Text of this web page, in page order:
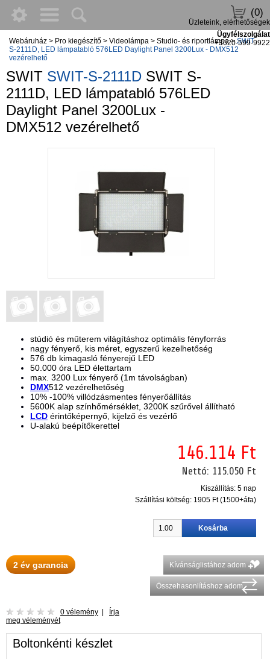
(0)
Üzleteink, elérhetőségek
Ügyfélszolgálat
+3620-599-9922
Webáruház > Pro kiegészítő > Videolámpa > Studio- és riportlámpa>SWIT
S-2111D, LED lámpatabló 576LED Daylight Panel 3200Lux - DMX512
vezérelhető
SWIT SWIT-S-2111D SWIT S-
2111D, LED lámpatabló 576LED
Daylight Panel 3200Lux -
DMX512 vezérelhető
stúdió és műterem világításhoz optimális fényforrás
nagy fényerő, kis méret, egyszerű kezelhetőség
576 db kimagasló fényerejű LED
50.000 óra LED élettartam
max. 3200 Lux fényerő (1m távolságban)
DMX512 vezérelhetőség
10% -100% villódzásmentes fényerőállítás
5600K alap színhőmérséklet, 3200K szűrővel állítható
LCD érintőképernyő kijelző és vezérlő
U-alakú beépítőkerettel
146.114 Ft
Nettó: 115.050 Ft
Kiszállítás: 5 nap
Szállítási költség: 1905 Ft (1500+áfa)
2 év garancia Kívánságlistához adom
Összehasonlításhoz adom
0 vélemény
Írja
meg véleményét
Boltonkénti készlet